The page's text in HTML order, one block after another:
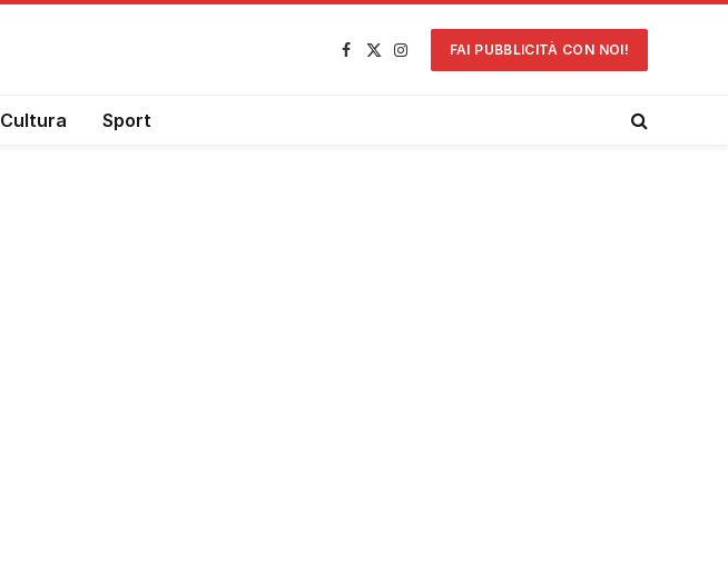
Facebook
X
Instagram
FAI PUBBLICITÀ CON NOI!
Cultura Sport